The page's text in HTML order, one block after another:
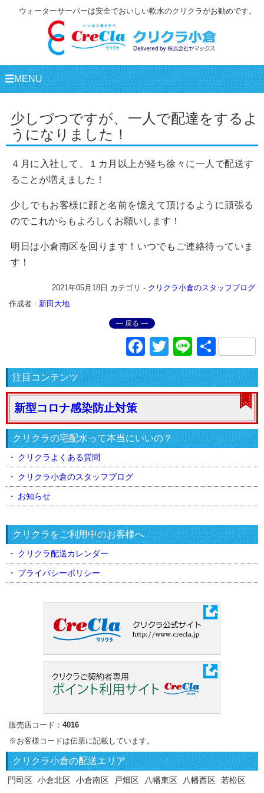
ウォーターサーバーは安全でおいしい軟水のクリクラがお勧めです。
☰MENU
少しづつですが、一人で配達をするよ
うになりました！
４月に入社して、１カ月以上が経ち徐々に一人で配送す
ることが増えました！
少しでもお客様に顔と名前を憶えて頂けるように頑張る
のでこれからもよろしくお願いします！
明日は小倉南区を回ります！いつでもご連絡待っていま
す！
Facebook
Twitter
Line共
有
2021年05月18日 カテゴリ - クリクラ小倉のスタッフブログ
作成者 : 新田大地
― 戻る ―
注目コンテンツ
新型コロナ感染防止対策
クリクラの宅配水って本当にいいの？
クリクラよくある質問
クリクラ小倉のスタッフブログ
お知らせ
クリクラをご利用中のお客様へ
クリクラ配送カレンダー
プライバシーポリシー
販売店コード： 4016
※お客様コードは伝票に記載しています。
クリクラ小倉の配送エリア
門司区 小倉北区 小倉南区 戸畑区 八幡東区 八幡西区 若松区